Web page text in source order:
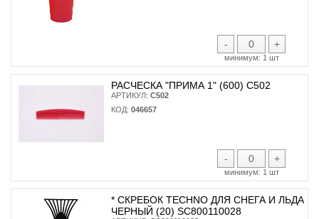
- +
минимум: 1 шт
РАСЧЕСКА "ПРИМА 1" (600) С502
АРТИКУЛ: С502
КОД: 046657
- +
минимум: 1 шт
* CКРЕБОК TECHNO ДЛЯ СНЕГА И ЛЬДА
ЧЕРНЫЙ (20) SC800110028